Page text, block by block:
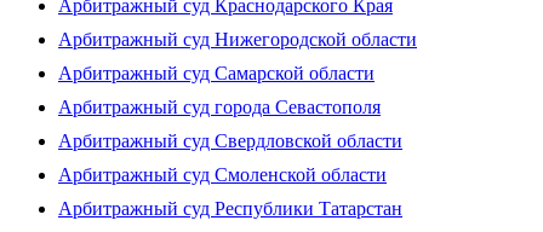
Арбитражный суд Краснодарского Края
Арбитражный суд Нижегородской области
Арбитражный суд Самарской области
Арбитражный суд города Севастополя
Арбитражный суд Свердловской области
Арбитражный суд Смоленской области
Арбитражный суд Республики Татарстан